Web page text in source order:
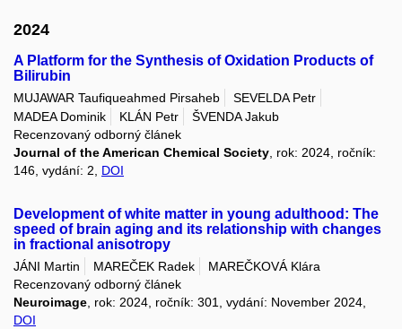
2024
A Platform for the Synthesis of Oxidation Products of
Bilirubin
MUJAWAR Taufiqueahmed Pirsaheb
SEVELDA Petr
MADEA Dominik
KLÁN Petr
ŠVENDA Jakub
Recenzovaný odborný článek
Journal of the American Chemical Society , rok: 2024, ročník:
146, vydání: 2, DOI
Development of white matter in young adulthood: The
speed of brain aging and its relationship with changes
in fractional anisotropy
JÁNI Martin MAREČEK Radek
MAREČKOVÁ Klára
Recenzovaný odborný článek
Neuroimage, rok: 2024, ročník: 301, vydání: November 2024,
DOI